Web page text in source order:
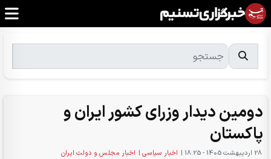
دومین دیدار وزرای کشور ایران و
پاکستان
28 ارديبهشت 1405 - 18:25 | اخبار سیاسی | اخبار مجلس و دولت ایران